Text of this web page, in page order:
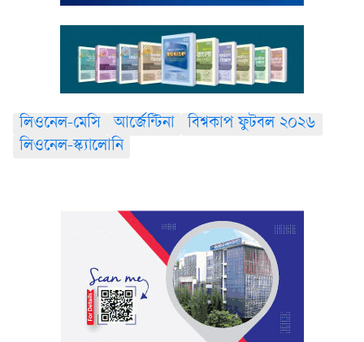
লিওনেল-মেসি আর্জেন্টিনা
বিশ্বকাপ ফুটবল ২০২৬
লিওনেল-স্ক্যালোনি